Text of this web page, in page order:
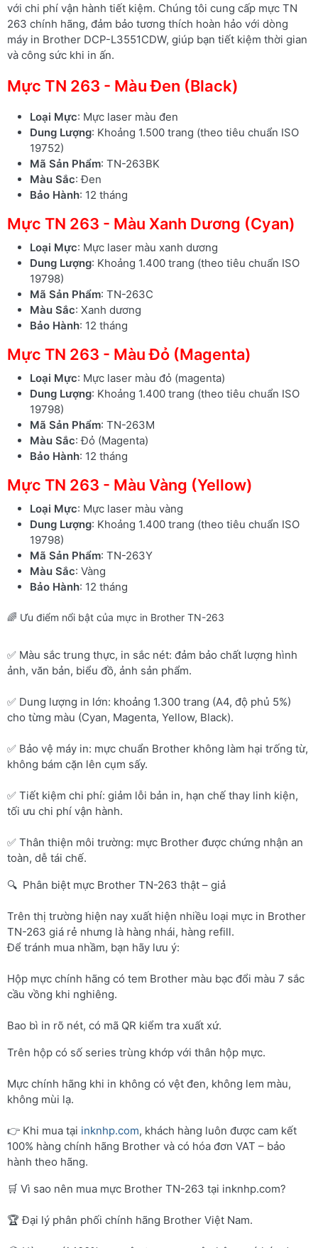
với chi phí vận hành tiết kiệm. Chúng tôi cung cấp mực TN
263 chính hãng, đảm bảo tương thích hoàn hảo với dòng
máy in Brother DCP-L3551CDW, giúp bạn tiết kiệm thời gian
và công sức khi in ấn.
Mực TN 263 - Màu Đen (Black)
Loại Mực: Mực laser màu đen
Dung Lượng: Khoảng 1.500 trang (theo tiêu chuẩn ISO
19752)
Mã Sản Phẩm: TN-263BK
Màu Sắc: Đen
Bảo Hành: 12 tháng
Mực TN 263 - Màu Xanh Dương (Cyan)
Loại Mực: Mực laser màu xanh dương
Dung Lượng: Khoảng 1.400 trang (theo tiêu chuẩn ISO
19798)
Mã Sản Phẩm: TN-263C
Màu Sắc: Xanh dương
Bảo Hành: 12 tháng
Mực TN 263 - Màu Đỏ (Magenta)
Loại Mực: Mực laser màu đỏ (magenta)
Dung Lượng: Khoảng 1.400 trang (theo tiêu chuẩn ISO
19798)
Mã Sản Phẩm: TN-263M
Màu Sắc: Đỏ (Magenta)
Bảo Hành: 12 tháng
Mực TN 263 - Màu Vàng (Yellow)
Loại Mực: Mực laser màu vàng
Dung Lượng: Khoảng 1.400 trang (theo tiêu chuẩn ISO
19798)
Mã Sản Phẩm: TN-263Y
Màu Sắc: Vàng
Bảo Hành: 12 tháng
🌈 Ưu điểm nổi bật của mực in Brother TN-263
✅ Màu sắc trung thực, in sắc nét: đảm bảo chất lượng hình
ảnh, văn bản, biểu đồ, ảnh sản phẩm.
✅ Dung lượng in lớn: khoảng 1.300 trang (A4, độ phủ 5%)
cho từng màu (Cyan, Magenta, Yellow, Black).
✅ Bảo vệ máy in: mực chuẩn Brother không làm hại trống từ,
không bám cặn lên cụm sấy.
✅ Tiết kiệm chi phí: giảm lỗi bản in, hạn chế thay linh kiện,
tối ưu chi phí vận hành.
✅ Thân thiện môi trường: mực Brother được chứng nhận an
toàn, dễ tái chế.
🔍 Phân biệt mực Brother TN-263 thật – giả
Trên thị trường hiện nay xuất hiện nhiều loại mực in Brother
TN-263 giá rẻ nhưng là hàng nhái, hàng refill.
Để tránh mua nhầm, bạn hãy lưu ý:
Hộp mực chính hãng có tem Brother màu bạc đổi màu 7 sắc
cầu vồng khi nghiêng.
Bao bì in rõ nét, có mã QR kiểm tra xuất xứ.
Trên hộp có số series trùng khớp với thân hộp mực.
Mực chính hãng khi in không có vệt đen, không lem màu,
không mùi lạ.
👉 Khi mua tại inknhp.com, khách hàng luôn được cam kết
100% hàng chính hãng Brother và có hóa đơn VAT – bảo
hành theo hãng.
🛒 Vì sao nên mua mực Brother TN-263 tại inknhp.com?
🏆 Đại lý phân phối chính hãng Brother Việt Nam.